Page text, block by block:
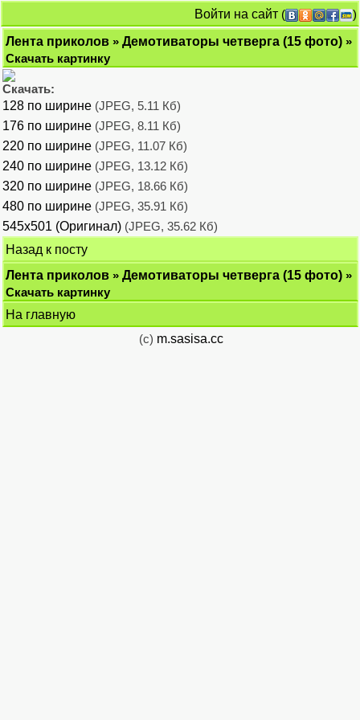
Войти на сайт (
)
Лента приколов » Демотиваторы четверга (15 фото) »
Скачать картинку
Скачать:
128 по ширине (JPEG, 5.11 Кб)
176 по ширине (JPEG, 8.11 Кб)
220 по ширине (JPEG, 11.07 Кб)
240 по ширине (JPEG, 13.12 Кб)
320 по ширине (JPEG, 18.66 Кб)
480 по ширине (JPEG, 35.91 Кб)
545x501 (Оригинал) (JPEG, 35.62 Кб)
Назад к посту
Лента приколов » Демотиваторы четверга (15 фото) »
Скачать картинку
На главную
(c) m.sasisa.cc